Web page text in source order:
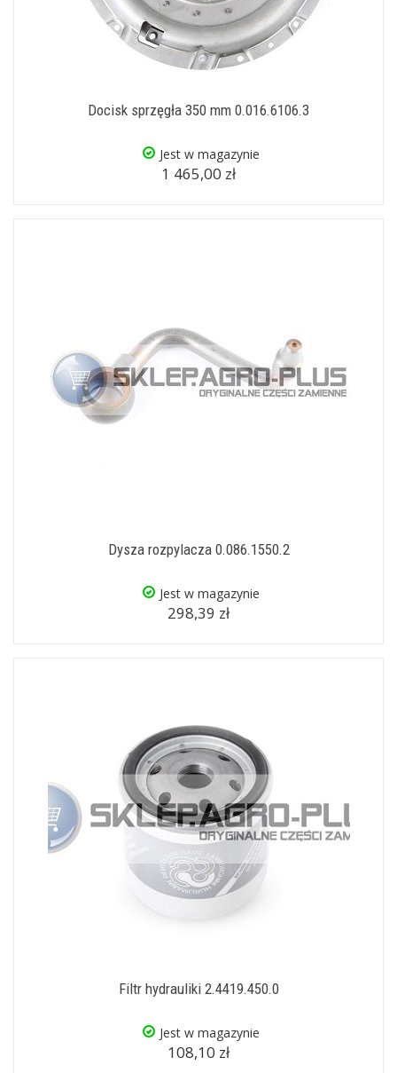
Docisk sprzęgła 350 mm 0.016.6106.3
Jest w magazynie
1 465,00 zł
Dysza rozpylacza 0.086.1550.2
Jest w magazynie
298,39 zł
Filtr hydrauliki 2.4419.450.0
Jest w magazynie
108,10 zł